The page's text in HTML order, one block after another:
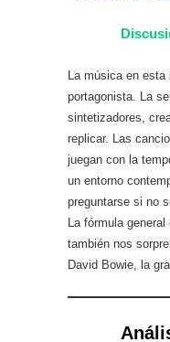
La música en
portagonista. La
sintetizadores,
replicar. Las
juegan con la
un entorno
preguntarse si no
La fórmula
también nos
David Bowie, la